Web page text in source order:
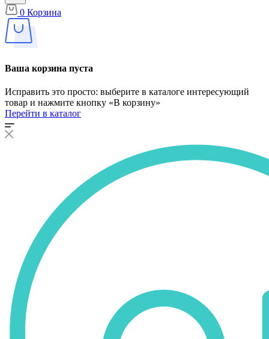
0 Корзина
Ваша корзина пуста
Исправить это просто: выберите в каталоге интересующий
товар и нажмите кнопку «В корзину»
Перейти в каталог